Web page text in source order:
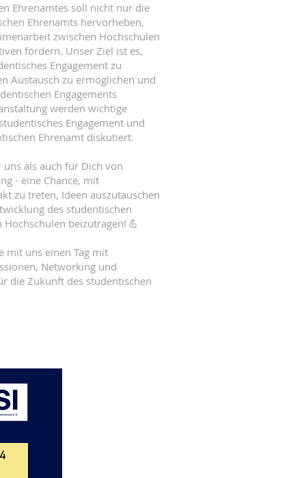
Ehrenamtes soll nicht nur die
Ehrenamts hervorheben,
zwischen Hochschulen
fördern. Unser Ziel ist es,
Engagement zu
Austausch zu ermöglichen und
Engagements
werden wichtige
Engagement und
Ehrenamt diskutiert.
als auch für Dich von
- eine Chance, mit
zu treten, Ideen auszutauschen
des studentischen
beizutragen! 💪
mit uns einen Tag mit
Networking und
die Zukunft des studentischen